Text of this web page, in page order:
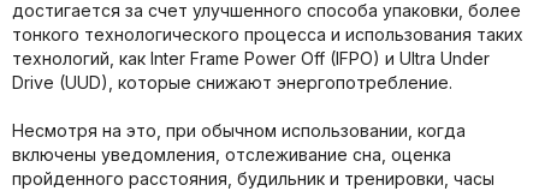
достигается за счет улучшенного способа упаковки, более
тонкого технологического процесса и использования таких
технологий, как Inter Frame Power Off (IFPO) и Ultra Under
Drive (UUD), которые снижают энергопотребление.
Несмотря на это, при обычном использовании, когда
включены уведомления, отслеживание сна, оценка
пройденного расстояния, будильник и тренировки, часы